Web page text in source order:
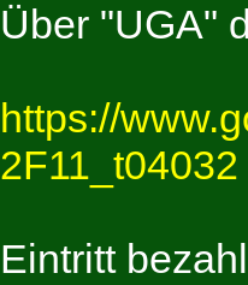
Über "UGA"
https://
2F11_t04032
Eintritt